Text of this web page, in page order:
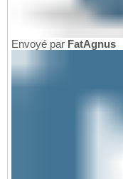
Envoyé par FatAgnus